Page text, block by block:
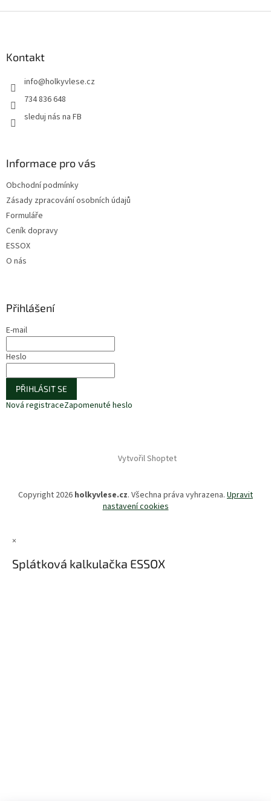
Kontakt
info@holkyvlese.cz
734 836 648
sleduj nás na FB
Informace pro vás
Obchodní podmínky
Zásady zpracování osobních údajů
Formuláře
Ceník dopravy
ESSOX
O nás
Přihlášení
E-mail
Heslo
PŘIHLÁSIT SE
Nová registraceZapomenuté heslo
Vytvořil Shoptet
Copyright 2026 holkyvlese.cz. Všechna práva vyhrazena. Upravit
nastavení cookies
×
Splátková kalkulačka ESSOX